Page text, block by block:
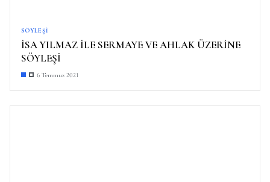
SÖYLEŞI
İSA YILMAZ İLE SERMAYE VE AHLAK ÜZERİNE
SÖYLEŞİ
6 Temmuz 2021